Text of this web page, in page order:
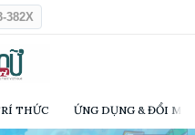
382X
THỨC ỨNG DỤNG & ĐỔI